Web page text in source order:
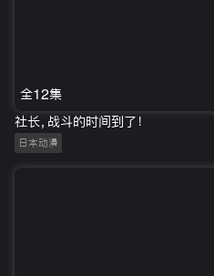
全12集
社长，战斗的时间到了！
日本动漫